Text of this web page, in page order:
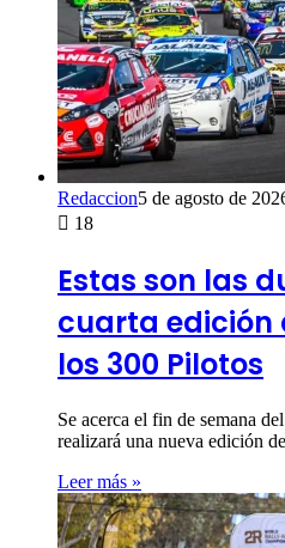
Redaccion5 de agosto de
18
Estas son las
cuarta edición
los 300 Pilotos
Se acerca el fin de semana
realizará una nueva edición
Leer más »